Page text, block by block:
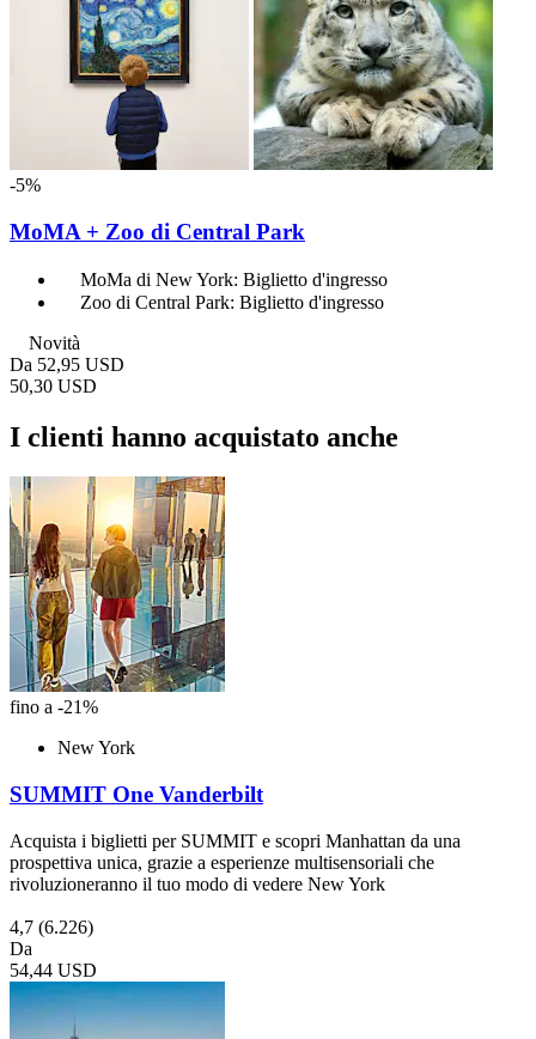
-5%
MoMA + Zoo di Central Park
MoMa di New York: Biglietto d'ingresso
Zoo di Central Park: Biglietto d'ingresso
Novità
Da 52,95 USD
50,30 USD
I clienti hanno acquistato anche
fino a -21%
New York
SUMMIT One Vanderbilt
Acquista i biglietti per SUMMIT e scopri Manhattan da una
prospettiva unica, grazie a esperienze multisensoriali che
rivoluzioneranno il tuo modo di vedere New York
4,7 (6.226)
Da
54,44 USD